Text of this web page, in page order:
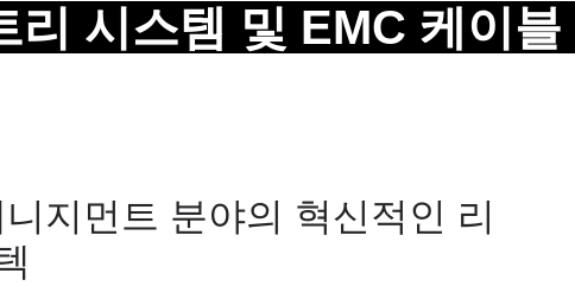
리 시스템 및 EMC 케이블
지먼트 분야의 혁신적인 리